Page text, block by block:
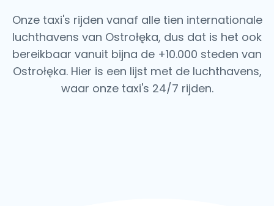
Onze taxi's rijden vanaf alle tien internationale
luchthavens van Ostrołęka, dus dat is het ook
bereikbaar vanuit bijna de +10.000 steden van
Ostrołęka. Hier is een lijst met de luchthavens,
waar onze taxi's 24/7 rijden.